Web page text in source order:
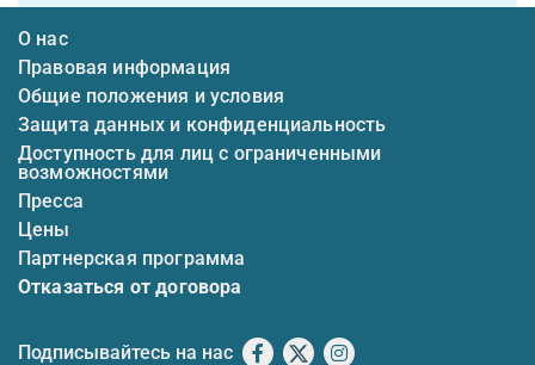
О нас
Правовая информация
Общие положения и условия
Защита данных и конфиденциальность
Доступность для лиц с ограниченными
возможностями
Пресса
Цены
Партнерская программа
Отказаться от договора
Подписывайтесь на нас Facebook
X Instagram